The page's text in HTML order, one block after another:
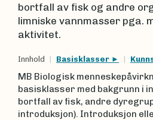
bortfall av fisk og andre
limniske vannmasser pga.
aktivitet.
Innhold Basisklasser
MB Biologisk
basisklasser med bakgrunn i
bortfall av fisk, andre
introduksjon). Introduksjon